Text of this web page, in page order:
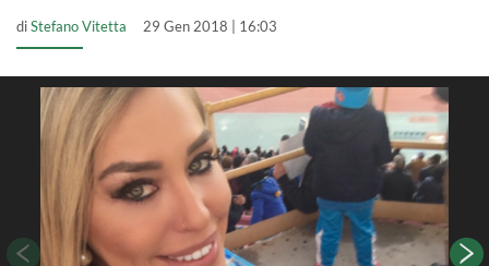
diStefano Vitetta 29 Gen 2018 | 16:03